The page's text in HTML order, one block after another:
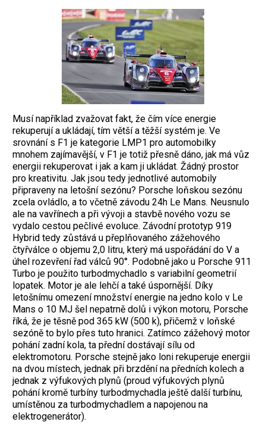
Musí například zvažovat fakt, že čím více energie
rekuperují a ukládají, tím větší a těžší systém je. Ve
srovnání s F1 je kategorie LMP1 pro automobilky
mnohem zajímavější, v F1 je totiž přesně dáno, jak má vůz
energii rekuperovat i jak a kam ji ukládat. Žádný prostor
pro kreativitu. Jak jsou tedy jednotlivé automobily
připraveny na letošní sezónu? Porsche loňskou sezónu
zcela ovládlo, a to včetně závodu 24h Le Mans. Neusnulo
ale na vavřínech a při vývoji a stavbě nového vozu se
vydalo cestou pečlivé evoluce. Závodní prototyp 919
Hybrid tedy zůstává u přeplňovaného zážehového
čtyřválce o objemu 2,0 litru, který má uspořádání do V a
úhel rozevření řad válců 90°. Podobně jako u Porsche 911
Turbo je použito turbodmychadlo s variabilní geometrií
lopatek. Motor je ale lehčí a také úspornější. Díky
letošnímu omezení množství energie na jedno kolo v Le
Mans o 10 MJ šel nepatrně dolů i výkon motoru, Porsche
říká, že je těsně pod 365 kW (500 k), přičemž v loňské
sezóně to bylo přes tuto hranici. Zatímco zážehový motor
pohání zadní kola, ta přední dostávají sílu od
elektromotoru. Porsche stejně jako loni rekuperuje energii
na dvou místech, jednak při brzdění na předních kolech a
jednak z výfukových plynů (proud výfukových plynů
pohání kromě turbíny turbodmychadla ještě další turbínu,
umístěnou za turbodmychadlem a napojenou na
elektrogenerátor).